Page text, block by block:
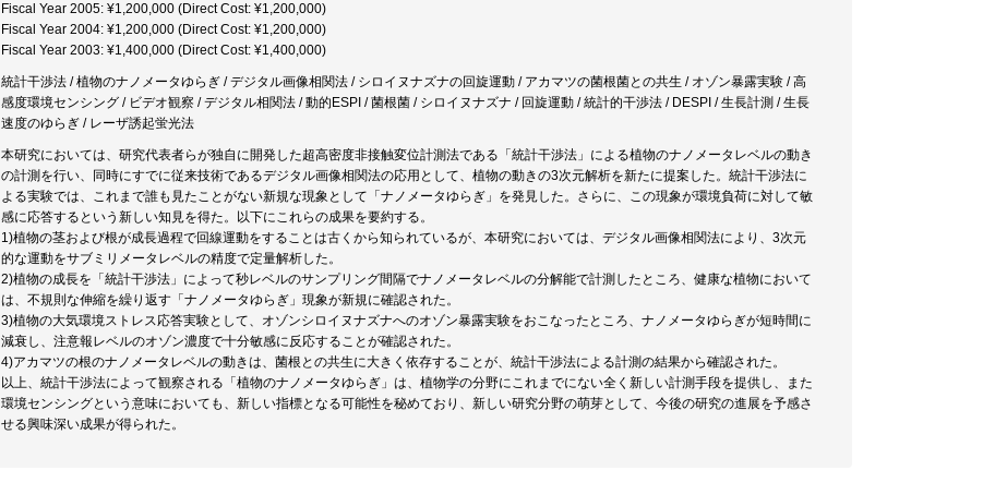
Fiscal Year 2005: ¥1,200,000 (Direct Cost: ¥1,200,000)
Fiscal Year 2004: ¥1,200,000 (Direct Cost: ¥1,200,000)
Fiscal Year 2003: ¥1,400,000 (Direct Cost: ¥1,400,000)
統計干渉法 / 植物のナノメータゆらぎ / デジタル画像相関法 / シロイヌナズナの回旋運動 / アカマツの菌根菌との共生 / オゾン暴露実験 / 高
感度環境センシング / ビデオ観察 / デジタル相関法 / 動的ESPI / 菌根菌 / シロイヌナズナ / 回旋運動 / 統計的干渉法 / DESPI / 生長計測 / 生長
速度のゆらぎ / レーザ誘起蛍光法
本研究においては、研究代表者らが独自に開発した超高密度非接触変位計測法である「統計干渉法」による植物のナノメータレベルの動き
の計測を行い、同時にすでに従来技術であるデジタル画像相関法の応用として、植物の動きの3次元解析を新たに提案した。統計干渉法に
よる実験では、これまで誰も見たことがない新規な現象として「ナノメータゆらぎ」を発見した。さらに、この現象が環境負荷に対して敏
感に応答するという新しい知見を得た。以下にこれらの成果を要約する。
1)植物の茎および根が成長過程で回線運動をすることは古くから知られているが、本研究においては、デジタル画像相関法により、3次元
的な運動をサブミリメータレベルの精度で定量解析した。
2)植物の成長を「統計干渉法」によって秒レベルのサンプリング間隔でナノメータレベルの分解能で計測したところ、健康な植物において
は、不規則な伸縮を繰り返す「ナノメータゆらぎ」現象が新規に確認された。
3)植物の大気環境ストレス応答実験として、オゾンシロイヌナズナへのオゾン暴露実験をおこなったところ、ナノメータゆらぎが短時間に
減衰し、注意報レベルのオゾン濃度で十分敏感に反応することが確認された。
4)アカマツの根のナノメータレベルの動きは、菌根との共生に大きく依存することが、統計干渉法による計測の結果から確認された。
以上、統計干渉法によって観察される「植物のナノメータゆらぎ」は、植物学の分野にこれまでにない全く新しい計測手段を提供し、また
環境センシングという意味においても、新しい指標となる可能性を秘めており、新しい研究分野の萌芽として、今後の研究の進展を予感さ
せる興味深い成果が得られた。